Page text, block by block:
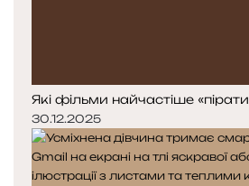
Які фільми найчастіше
30.12.2025